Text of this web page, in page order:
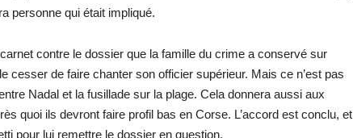
personne qui était impliqué.
contre le dossier que la famille du crime a conservé sur
cesser de faire chanter son officier supérieur. Mais ce n’est pas
Nadal et la fusillade sur la plage. Cela donnera aussi aux
quoi ils devront faire profil bas en Corse. L’accord est conclu, et
pour lui remettre le dossier en question.